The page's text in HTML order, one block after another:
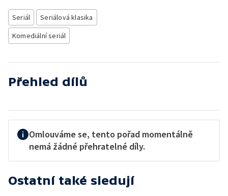
Seriál
Seriálová klasika
Komediální seriál
Přehled dílů
Omlouváme se, tento pořad momentálně
nemá žádné přehratelné díly.
Ostatní také sledují